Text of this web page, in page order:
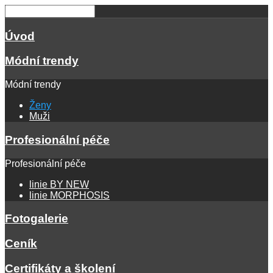
Úvod
Módní trendy
Módní trendy
Ženy
Muži
Profesionální péče
Profesionální péče
linie BY NEW
linie MORPHOSIS
Fotogalerie
Ceník
Certifikáty a školení